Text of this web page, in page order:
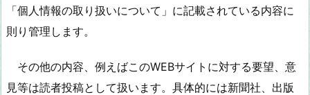
「個人情報の取り扱いについて」に記載されている内容に
則り管理します。
その他の内容、例えばこのWEBサイトに対する要望、意
見等は読者投稿として扱います。具体的には新聞社、出版